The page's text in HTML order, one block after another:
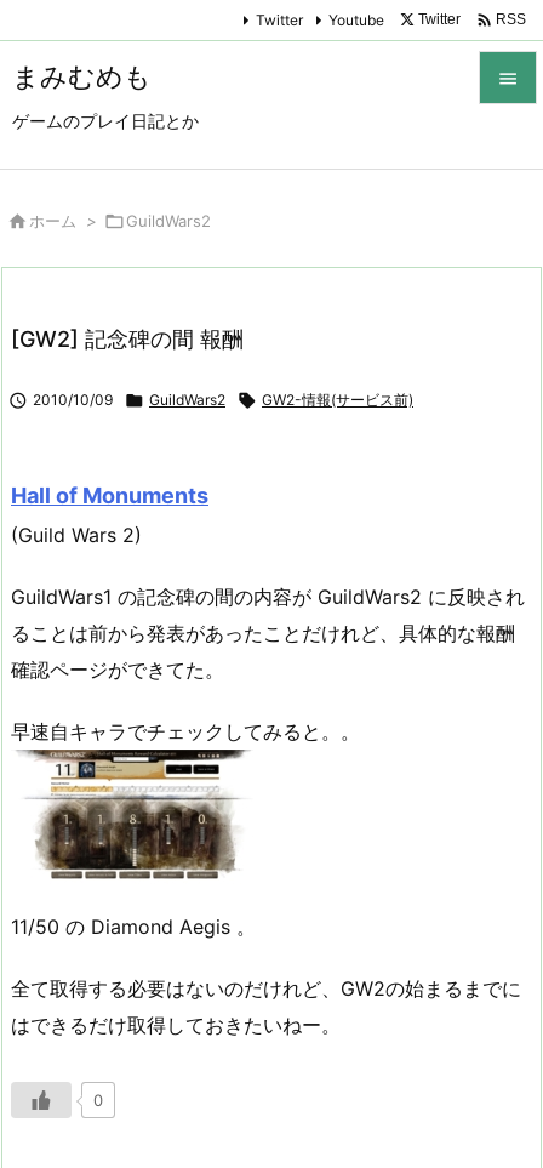
まみむめも
ゲームのプレイ日記とか

Twitter Youtube Twitter  RSS
 ホーム > GuildWars2
[GW2] 記念碑の間 報酬
 2010/10/09  GuildWars2  GW2-情報(サービス前)
Hall of Monuments
(Guild Wars 2)
GuildWars1 の記念碑の間の内容が GuildWars2 に反映され
ることは前から発表があったことだけれど、具体的な報酬
確認ページができてた。
早速自キャラでチェックしてみると。。
11/50 の Diamond Aegis 。
全て取得する必要はないのだけれど、GW2の始まるまでに
はできるだけ取得しておきたいねー。
0